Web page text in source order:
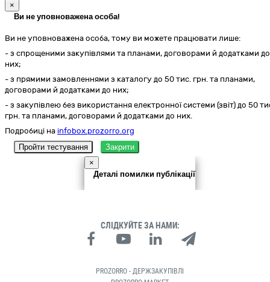
×
Ви не уповноважена особа!
Ви не уповноважена особа, тому ви можете працювати лише:
- з спрощеними закупівлями та планами, договорами й додатками до
них;
- з прямими замовленнями з каталогу до 50 тис. грн. та планами,
договорами й додатками до них;
- з закупівлею без використання електронної системи (звіт) до 50
грн. та планами, договорами й додатками до них.
Подробиці на infobox.prozorro.org
Пройти тестування
Закрити
×
Деталі помилки публікації
СЛІДКУЙТЕ ЗА НАМИ:
PROZORRO - ДЕРЖЗАКУПІВЛІ